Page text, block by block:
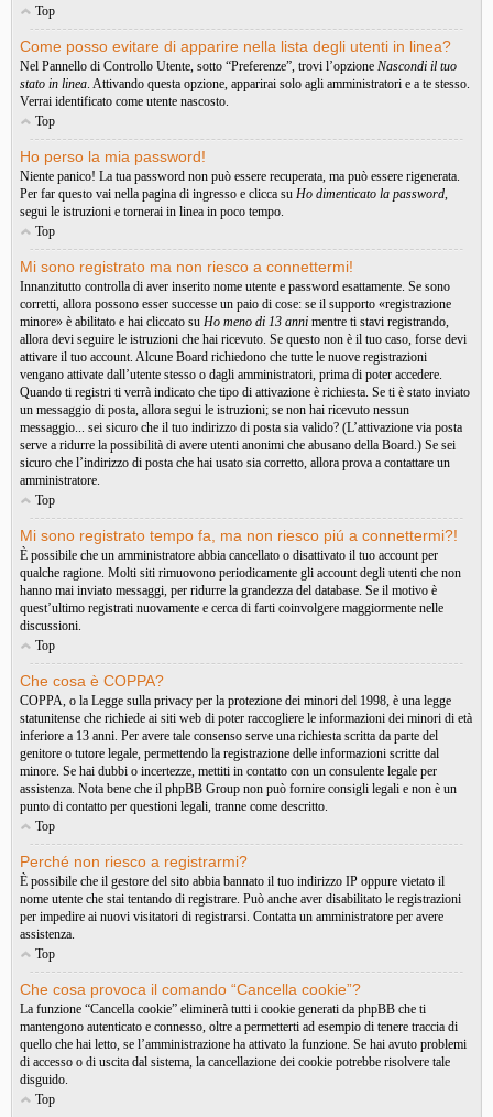
Top
Come posso evitare di apparire nella lista degli utenti in linea?
Nel Pannello di Controllo Utente, sotto “Preferenze”, trovi l’opzione Nascondi il tuo
stato in linea. Attivando questa opzione, apparirai solo agli amministratori e a te stesso.
Verrai identificato come utente nascosto.
Top
Ho perso la mia password!
Niente panico! La tua password non può essere recuperata, ma può essere rigenerata.
Per far questo vai nella pagina di ingresso e clicca su Ho dimenticato la password,
segui le istruzioni e tornerai in linea in poco tempo.
Top
Mi sono registrato ma non riesco a connettermi!
Innanzitutto controlla di aver inserito nome utente e password esattamente. Se sono
corretti, allora possono esser successe un paio di cose: se il supporto «registrazione
minore» è abilitato e hai cliccato su Ho meno di 13 anni mentre ti stavi registrando,
allora devi seguire le istruzioni che hai ricevuto. Se questo non è il tuo caso, forse devi
attivare il tuo account. Alcune Board richiedono che tutte le nuove registrazioni
vengano attivate dall’utente stesso o dagli amministratori, prima di poter accedere.
Quando ti registri ti verrà indicato che tipo di attivazione è richiesta. Se ti è stato inviato
un messaggio di posta, allora segui le istruzioni; se non hai ricevuto nessun
messaggio... sei sicuro che il tuo indirizzo di posta sia valido? (L’attivazione via posta
serve a ridurre la possibilità di avere utenti anonimi che abusano della Board.) Se sei
sicuro che l’indirizzo di posta che hai usato sia corretto, allora prova a contattare un
amministratore.
Top
Mi sono registrato tempo fa, ma non riesco piú a connettermi?!
È possibile che un amministratore abbia cancellato o disattivato il tuo account per
qualche ragione. Molti siti rimuovono periodicamente gli account degli utenti che non
hanno mai inviato messaggi, per ridurre la grandezza del database. Se il motivo è
quest’ultimo registrati nuovamente e cerca di farti coinvolgere maggiormente nelle
discussioni.
Top
Che cosa è COPPA?
COPPA, o la Legge sulla privacy per la protezione dei minori del 1998, è una legge
statunitense che richiede ai siti web di poter raccogliere le informazioni dei minori di età
inferiore a 13 anni. Per avere tale consenso serve una richiesta scritta da parte del
genitore o tutore legale, permettendo la registrazione delle informazioni scritte dal
minore. Se hai dubbi o incertezze, mettiti in contatto con un consulente legale per
assistenza. Nota bene che il phpBB Group non può fornire consigli legali e non è un
punto di contatto per questioni legali, tranne come descritto.
Top
Perché non riesco a registrarmi?
È possibile che il gestore del sito abbia bannato il tuo indirizzo IP oppure vietato il
nome utente che stai tentando di registrare. Può anche aver disabilitato le registrazioni
per impedire ai nuovi visitatori di registrarsi. Contatta un amministratore per avere
assistenza.
Top
Che cosa provoca il comando “Cancella cookie”?
La funzione “Cancella cookie” eliminerà tutti i cookie generati da phpBB che ti
mantengono autenticato e connesso, oltre a permetterti ad esempio di tenere traccia di
quello che hai letto, se l’amministrazione ha attivato la funzione. Se hai avuto problemi
di accesso o di uscita dal sistema, la cancellazione dei cookie potrebbe risolvere tale
disguido.
Top